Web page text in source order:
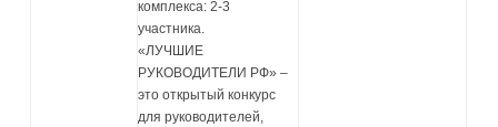
комплекса: 2-3
участника.
«ЛУЧШИЕ
РУКОВОДИТЕЛИ РФ» –
это открытый конкурс
для руководителей,